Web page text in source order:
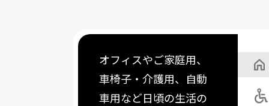
オフィスやご家庭用、
車椅子・介護用、自動
車用など日頃の生活の